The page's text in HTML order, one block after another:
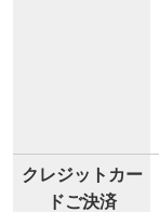
クレジットカー
ドご決済